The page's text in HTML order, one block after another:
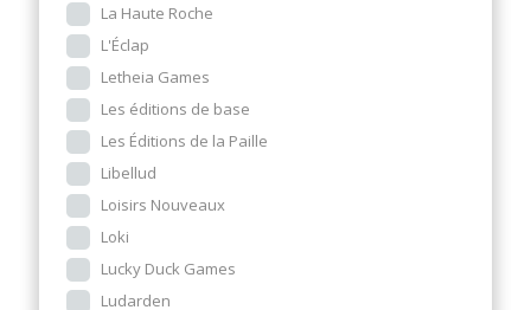
La Haute Roche
L'Éclap
Letheia Games
Les éditions de base
Les Éditions de la Paille
Libellud
Loisirs Nouveaux
Loki
Lucky Duck Games
Ludarden